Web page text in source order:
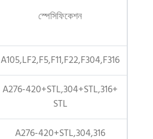
স্পেসিফিকেশন
A105,LF2,F5,F11,F22,F304,F316
A276-420+STL,304+STL,316+
STL
A276-420+STL,304,316